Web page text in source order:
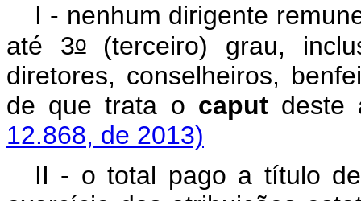
I - nenhum dirigente
até 3o(terceiro) grau,
diretores, conselheiros,
de que trata o caput
12.868, de 2013)
II - o total pago a título